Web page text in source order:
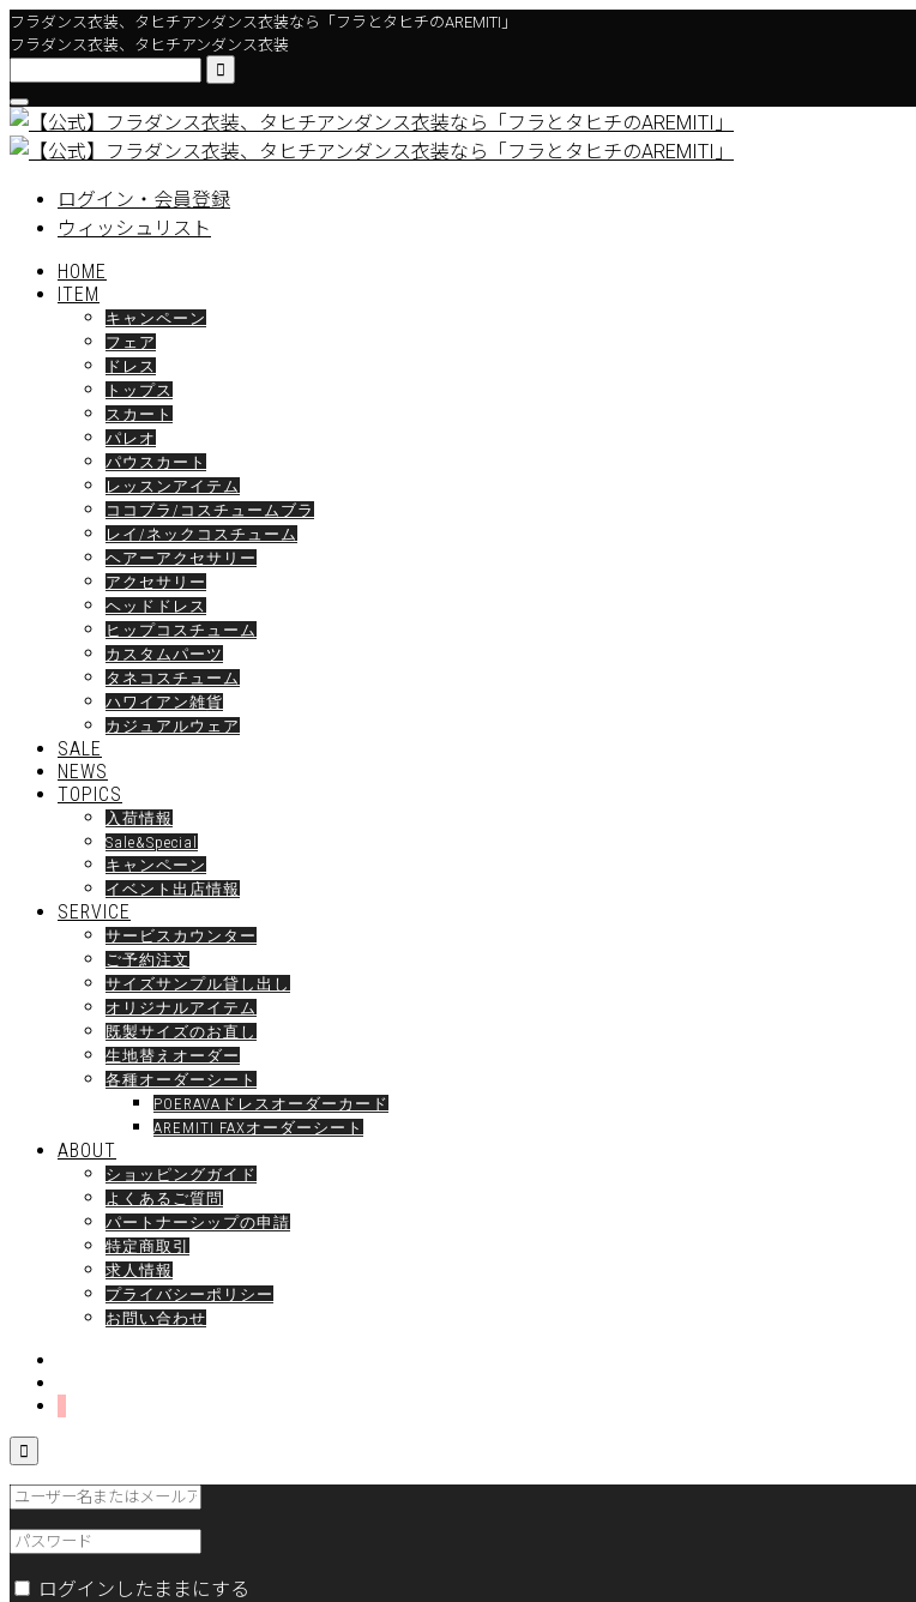
フラダンス衣装、タヒチアンダンス衣装なら「フラとタヒチのAREMITI」
フラダンス衣装、タヒチアンダンス衣装

ログイン・会員登録
ウィッシュリスト
HOME
ITEM
キャンペーン
フェア
ドレス
トップス
スカート
パレオ
パウスカート
レッスンアイテム
ココブラ/コスチュームブラ
レイ/ネックコスチューム
ヘアーアクセサリー
アクセサリー
ヘッドドレス
ヒップコスチューム
カスタムパーツ
タネコスチューム
ハワイアン雑貨
カジュアルウェア
SALE
NEWS
TOPICS
入荷情報
Sale&Special
キャンペーン
イベント出店情報
SERVICE
サービスカウンター
ご予約注文
サイズサンプル貸し出し
オリジナルアイテム
既製サイズのお直し
生地替えオーダー
各種オーダーシート
POERAVAドレスオーダーカード
AREMITI FAXオーダーシート
ABOUT
ショッピングガイド
よくあるご質問
パートナーシップの申請
特定商取引
求人情報
プライバシーポリシー
お問い合わせ

ログインしたままにする